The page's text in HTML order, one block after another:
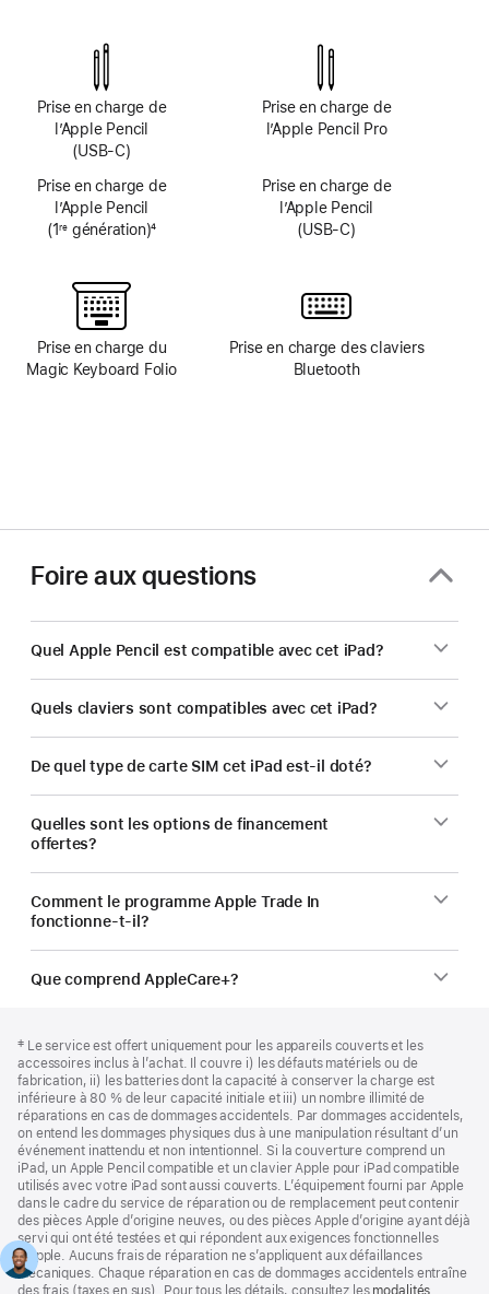
non
Prise en charge de
l’Apple Pencil
(USB-C)
Prise en charge de
l’Apple Pencil
(1re génération)
page
4
Prise en charge du
Magic Keyboard Folio
non
Prise en charge de
l’Apple Pencil Pro
Prise en charge de
l’Apple Pencil
(USB-C)
Prise en charge des claviers
Bluetooth
Foire aux questions
Quel Apple Pencil est compatible avec cet iPad?
Quels claviers sont compatibles avec cet iPad?
De quel type de carte SIM cet iPad est-il doté?
Quelles sont les options de financement
offertes?
Comment le programme Apple Trade In
fonctionne-t-il?
Que comprend AppleCare+?
de
page
de
bas
de
page
Note
de
bas
de
page
‡ Le service est offert uniquement pour les appareils couverts et les
accessoires inclus à l’achat. Il couvre i) les défauts matériels ou de
fabrication, ii) les batteries dont la capacité à conserver la charge est
inférieure à 80 % de leur capacité initiale et iii) un nombre illimité de
réparations en cas de dommages accidentels. Par dommages accidentels,
on entend les dommages physiques dus à une manipulation résultant d’un
événement inattendu et non intentionnel. Si la couverture comprend un
iPad, un Apple Pencil compatible et un clavier Apple pour iPad compatible
utilisés avec votre iPad sont aussi couverts. L’équipement fourni par Apple
dans le cadre du service de réparation ou de remplacement peut contenir
des pièces Apple d’origine neuves, ou des pièces Apple d’origine ayant déjà
servi qui ont été testées et qui répondent aux exigences fonctionnelles
d’Apple. Aucuns frais de réparation ne s’appliquent aux défaillances
mécaniques. Chaque réparation en cas de dommages accidentels entraîne
des frais (taxes en sus). Pour tous les détails, consultez les modalités